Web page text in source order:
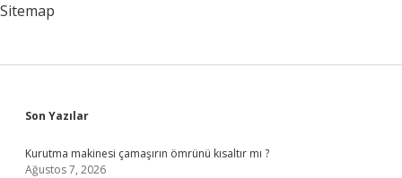
Sitemap
Sidebar
Son Yazılar
Kurutma makinesi çamaşırın ömrünü kısaltır mı ?
Ağustos 7, 2026